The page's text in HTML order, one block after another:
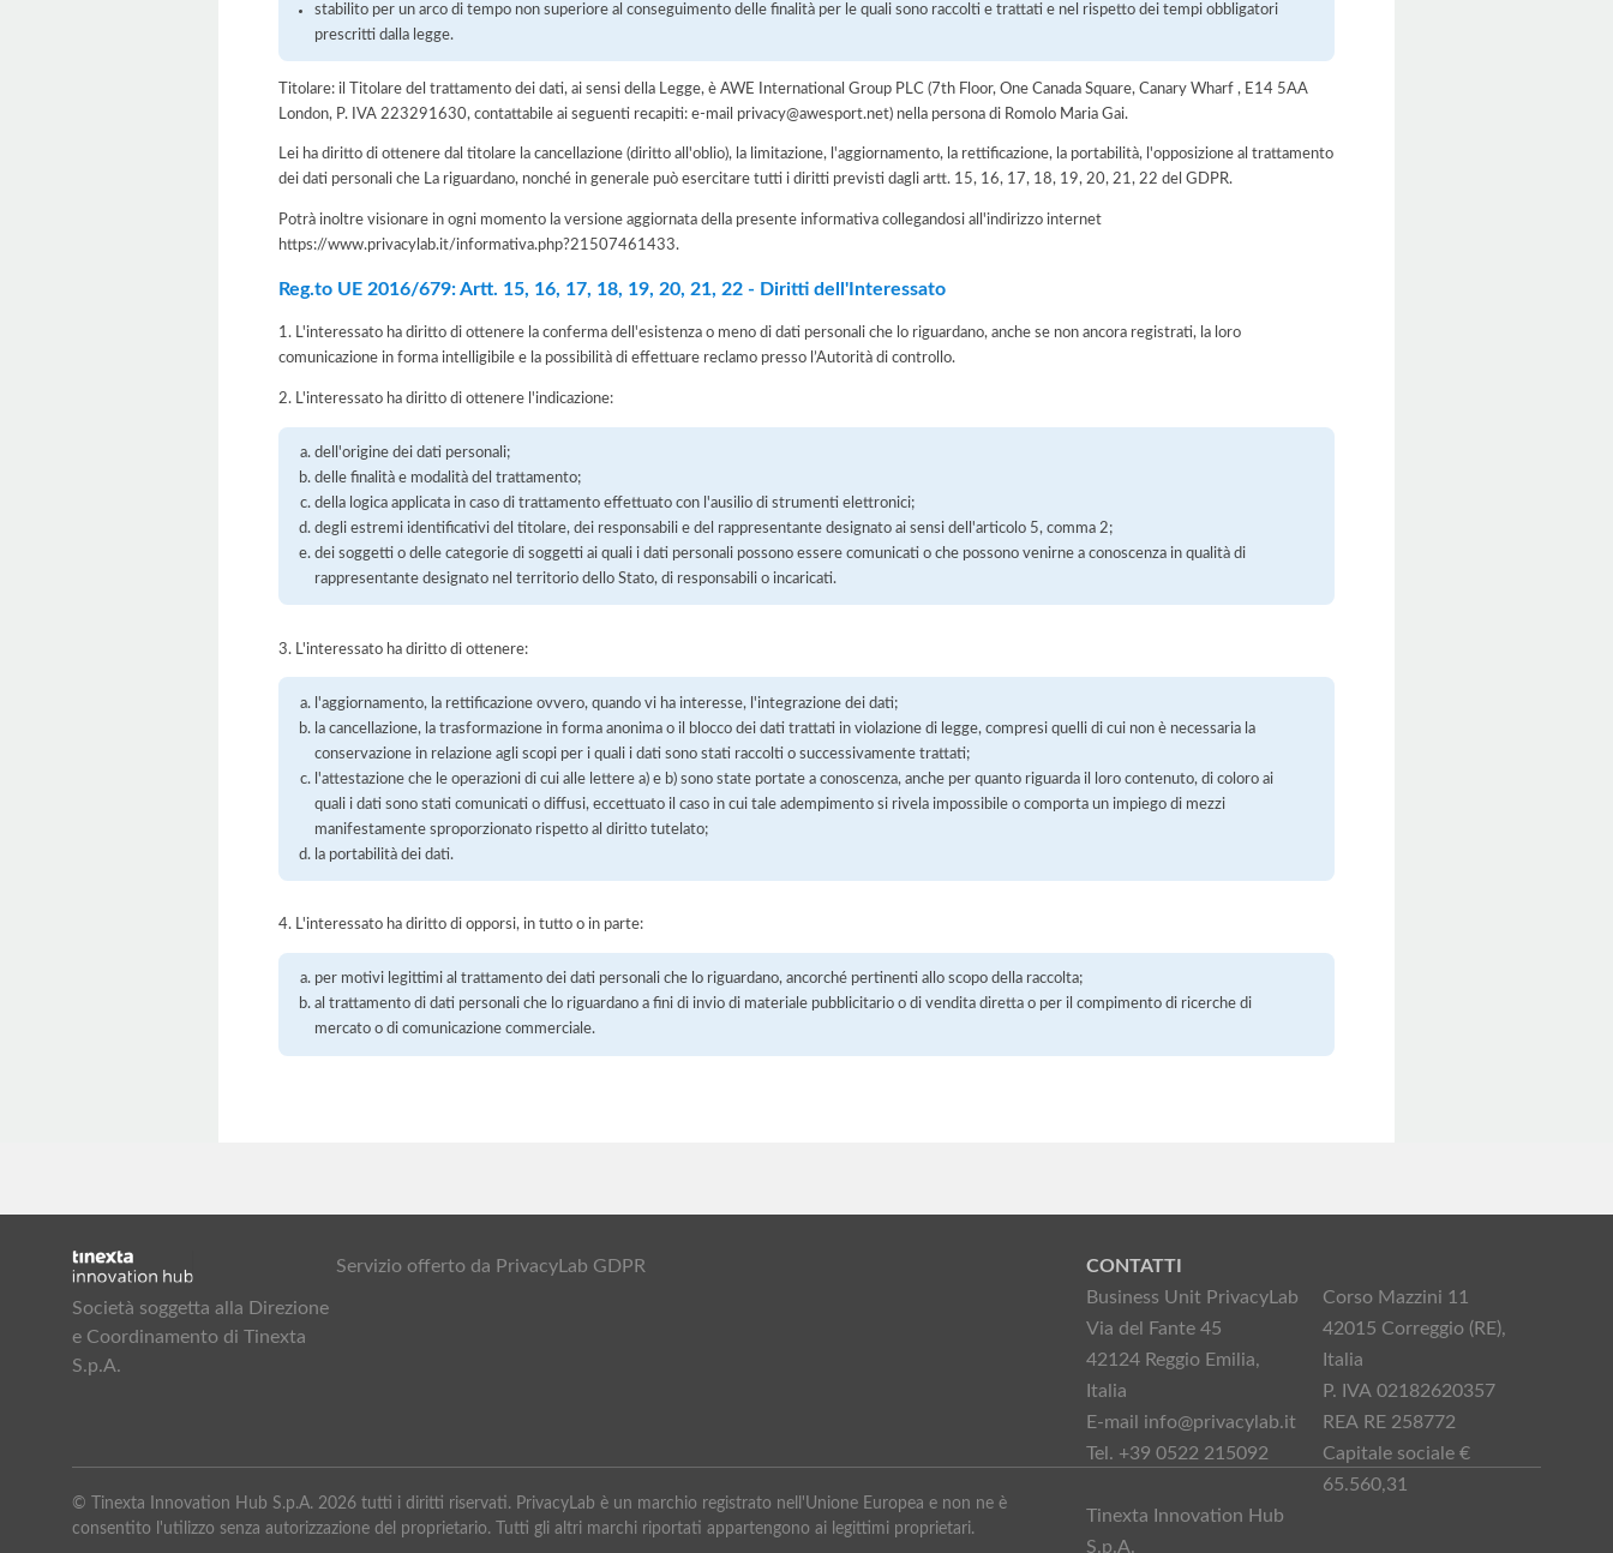
stabilito per un arco di tempo non superiore al conseguimento delle finalità per le quali sono raccolti e trattati e nel rispetto dei tempi obbligatori
prescritti dalla legge.
Titolare: il Titolare del trattamento dei dati, ai sensi della Legge, è AWE International Group PLC (7th Floor, One Canada Square, Canary Wharf , E14 5AA
London, P. IVA 223291630, contattabile ai seguenti recapiti: e-mail privacy@awesport.net) nella persona di Romolo Maria Gai.
Lei ha diritto di ottenere dal titolare la cancellazione (diritto all'oblio), la limitazione, l'aggiornamento, la rettificazione, la portabilità, l'opposizione al trattamento
dei dati personali che La riguardano, nonché in generale può esercitare tutti i diritti previsti dagli artt. 15, 16, 17, 18, 19, 20, 21, 22 del GDPR.
Potrà inoltre visionare in ogni momento la versione aggiornata della presente informativa collegandosi all'indirizzo internet
https://www.privacylab.it/informativa.php?21507461433.
Reg.to UE 2016/679: Artt. 15, 16, 17, 18, 19, 20, 21, 22 - Diritti dell'Interessato
1. L'interessato ha diritto di ottenere la conferma dell'esistenza o meno di dati personali che lo riguardano, anche se non ancora registrati, la loro
comunicazione in forma intelligibile e la possibilità di effettuare reclamo presso l’Autorità di controllo.
2. L'interessato ha diritto di ottenere l'indicazione:
dell'origine dei dati personali;
delle finalità e modalità del trattamento;
della logica applicata in caso di trattamento effettuato con l'ausilio di strumenti elettronici;
degli estremi identificativi del titolare, dei responsabili e del rappresentante designato ai sensi dell'articolo 5, comma 2;
dei soggetti o delle categorie di soggetti ai quali i dati personali possono essere comunicati o che possono venirne a conoscenza in qualità di
rappresentante designato nel territorio dello Stato, di responsabili o incaricati.
3. L'interessato ha diritto di ottenere:
l'aggiornamento, la rettificazione ovvero, quando vi ha interesse, l'integrazione dei dati;
la cancellazione, la trasformazione in forma anonima o il blocco dei dati trattati in violazione di legge, compresi quelli di cui non è necessaria la
conservazione in relazione agli scopi per i quali i dati sono stati raccolti o successivamente trattati;
l'attestazione che le operazioni di cui alle lettere a) e b) sono state portate a conoscenza, anche per quanto riguarda il loro contenuto, di coloro ai
quali i dati sono stati comunicati o diffusi, eccettuato il caso in cui tale adempimento si rivela impossibile o comporta un impiego di mezzi
manifestamente sproporzionato rispetto al diritto tutelato;
la portabilità dei dati.
4. L'interessato ha diritto di opporsi, in tutto o in parte:
per motivi legittimi al trattamento dei dati personali che lo riguardano, ancorché pertinenti allo scopo della raccolta;
al trattamento di dati personali che lo riguardano a fini di invio di materiale pubblicitario o di vendita diretta o per il compimento di ricerche di
mercato o di comunicazione commerciale.
Società soggetta alla Direzione
e Coordinamento di Tinexta
S.p.A.
Servizio offerto da PrivacyLab GDPR
CONTATTI
Business Unit PrivacyLab
Via del Fante 45
42124 Reggio Emilia,
Italia
E-mail info@privacylab.it
Tel. +39 0522 215092
Tinexta Innovation Hub
S.p.A.
Corso Mazzini 11
42015 Correggio (RE),
Italia
P. IVA 02182620357
REA RE 258772
Capitale sociale €
65.560,31
© Tinexta Innovation Hub S.p.A. 2026 tutti i diritti riservati. PrivacyLab è un marchio registrato nell'Unione Europea e non ne è
consentito l'utilizzo senza autorizzazione del proprietario. Tutti gli altri marchi riportati appartengono ai legittimi proprietari.